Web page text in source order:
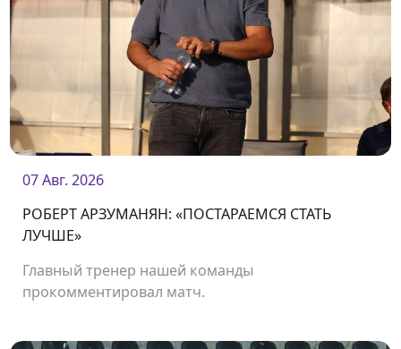
07 Авг. 2026
РОБЕРТ АРЗУМАНЯН: «ПОСТАРАЕМСЯ СТАТЬ
ЛУЧШЕ»
Главный тренер нашей команды
прокомментировал матч.